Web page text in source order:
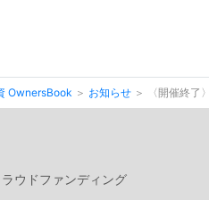
OwnersBook お知らせ 〈開催終
ウドファンディング